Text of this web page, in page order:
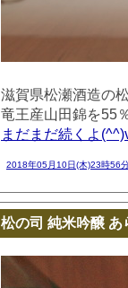
滋賀県松瀬酒造の松
竜王産山田錦を55
まだまだ続くよ
2018年05月10日(木)23時56
松の司 純米吟醸 あ